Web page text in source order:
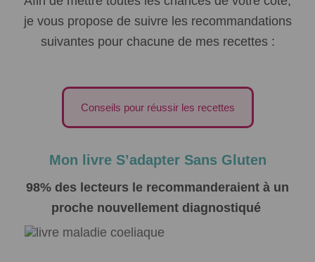
je vous propose de suivre les recommandations
suivantes pour chacune de mes recettes :
Conseils pour réussir les recettes
Mon livre S’adapter Sans Gluten
98% des lecteurs le recommanderaient à un
proche nouvellement diagnostiqué